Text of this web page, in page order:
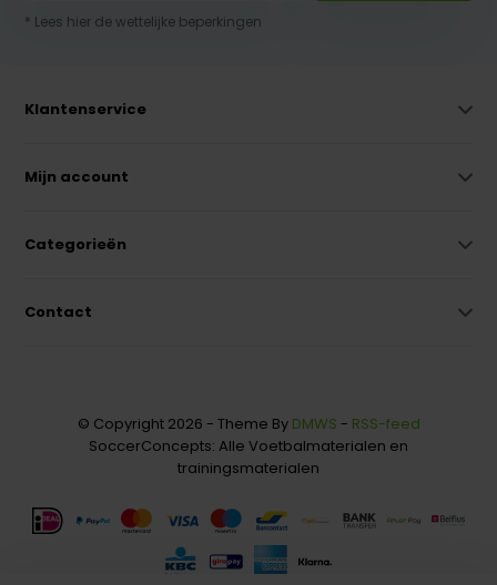
* Lees hier de wettelijke beperkingen
Klantenservice
Mijn account
Categorieën
Contact
© Copyright 2026 - Theme By DMWS - RSS-feed
SoccerConcepts: Alle Voetbalmaterialen en
trainingsmaterialen